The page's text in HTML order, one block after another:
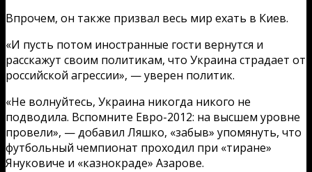
Впрочем, он также призвал весь мир ехать в Киев.
«И пусть потом иностранные гости вернутся и
расскажут своим политикам, что Украина страдает от
российской агрессии», — уверен политик.
«Не волнуйтесь, Украина никогда никого не
подводила. Вспомните Евро-2012: на высшем уровне
провели», — добавил Ляшко, «забыв» упомянуть, что
футбольный чемпионат проходил при «тиране»
Януковиче и «казнокраде» Азарове.